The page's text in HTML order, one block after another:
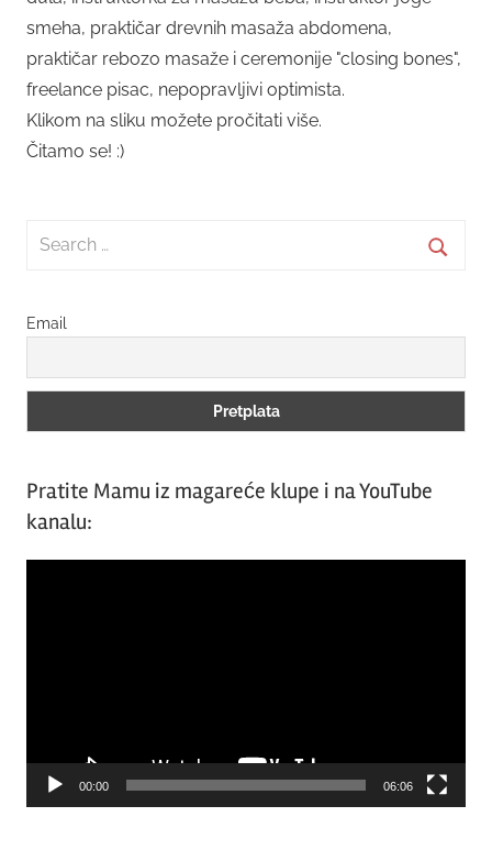
smeha, praktičar drevnih masaža abdomena,
praktičar rebozo masaže i ceremonije "closing bones",
freelance pisac, nepopravljivi optimista.
Klikom na sliku možete pročitati više.
Čitamo se! :)
Search
Email
Pratite Mamu iz magareće klupe i na YouTube
kanalu:
00:00 06:06